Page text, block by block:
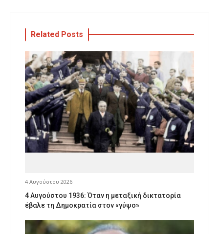
Related Posts
4 Αυγούστου 2026
4 Αυγούστου 1936: Όταν η μεταξική δικτατορία
έβαλε τη Δημοκρατία στον «γύψο»